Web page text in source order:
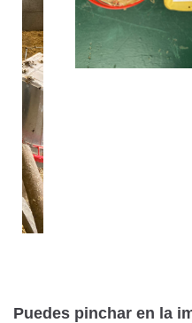
Puedes pinchar en la